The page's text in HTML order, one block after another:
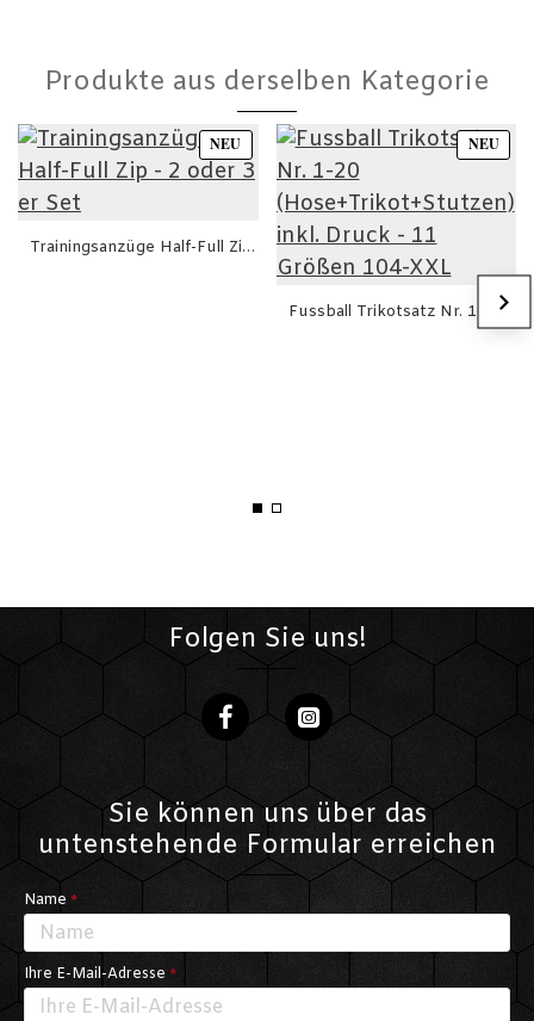
Produkte aus derselben Kategorie
NEU
Trainingsanzüge Half-Full Zip - 2 oder 3 er Set
NEU
Fussball Trikotsatz Nr. 1-20 (Hose+Trikot+Stutzen) inkl. Druck - 11 Größen 104-XXL
Folgen Sie uns!
Sie können uns über das
untenstehende Formular erreichen
Name
Ihre E-Mail-Adresse